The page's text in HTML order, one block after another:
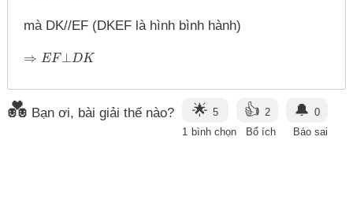
mà DK//EF (DKEF là hình bình hành)
⇒ EF⊥DK
⇒E F⊥DK
💑 Bạn ơi, bài giải thế nào? 🌟 5
1 bình chọn
👍 2
Bổ ích
🔔 0
Báo sai